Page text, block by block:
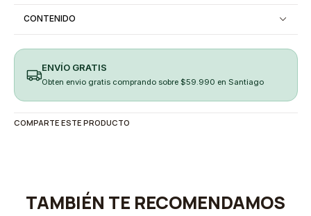
CONTENIDO
ENVÍO GRATIS
Obten envio gratis comprando sobre $59.990 en Santiago
COMPARTE ESTE PRODUCTO
TAMBIÉN TE RECOMENDAMOS